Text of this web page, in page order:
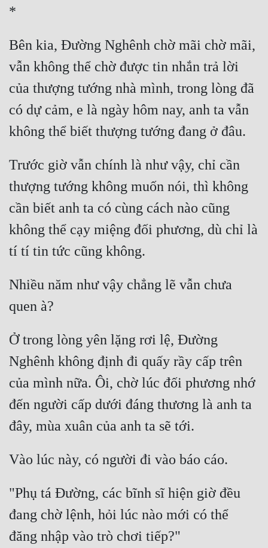
Bên kia, Đường Nghênh chờ mãi chờ mãi,
vẫn không thể chờ được tin nhắn trả lời
của thượng tướng nhà mình, trong lòng đã
có dự cảm, e là ngày hôm nay, anh ta vẫn
Trước giờ vẫn chính là như vậy, chỉ cần
thượng tướng không muốn nói, thì không
cần biết anh ta có cùng cách nào cũng
không thể cạy miệng đối phương, dù chỉ là
Nhiều năm như vậy chẳng lẽ vẫn chưa
Ở trong lòng yên lặng rơi lệ, Đường
Nghênh không định đi quấy rầy cấp trên
của mình nữa. Ôi, chờ lúc đối phương nhớ
đến người cấp dưới đáng thương là anh ta
"Phụ tá Đường, các bĩnh sĩ hiện giờ đều
đang chờ lệnh, hỏi lúc nào mới có thể